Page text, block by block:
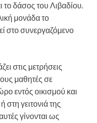
δάσος του Λιβαδίου.
μονάδα το
στο συνεργαζόμενο
στις μετρήσεις
μαθητές σε
εντός οικισμού και
γειτονιά της
γίνονται ως